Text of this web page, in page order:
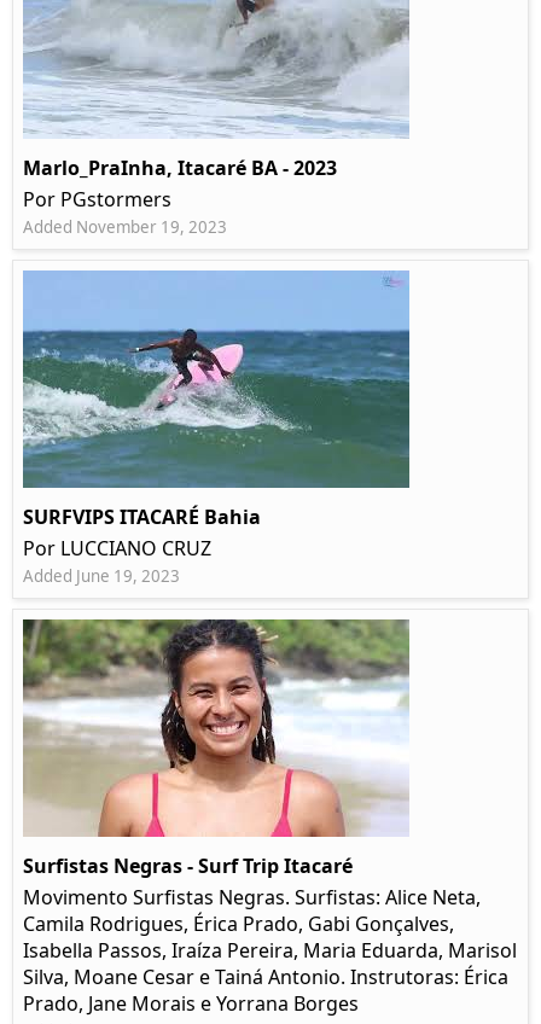
Marlo_PraInha, Itacaré BA - 2023
Por PGstormers
Added November 19, 2023
SURFVIPS ITACARÉ Bahia
Por LUCCIANO CRUZ
Added June 19, 2023
Surfistas Negras - Surf Trip Itacaré
Movimento Surfistas Negras. Surfistas: Alice Neta,
Camila Rodrigues, Érica Prado, Gabi Gonçalves,
Isabella Passos, Iraíza Pereira, Maria Eduarda, Marisol
Silva, Moane Cesar e Tainá Antonio. Instrutoras: Érica
Prado, Jane Morais e Yorrana Borges